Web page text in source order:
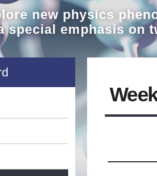
new physics
special emphasis on